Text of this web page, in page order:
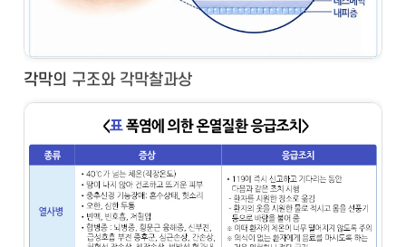
각막의 구조와 각막찰과상